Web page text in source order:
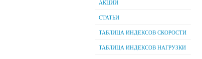
АКЦИИ
СТАТЬИ
ТАБЛИЦА ИНДЕКСОВ СКОРОСТИ
ТАБЛИЦА ИНДЕКСОВ НАГРУЗКИ